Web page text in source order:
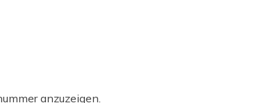
anzuzeigen.